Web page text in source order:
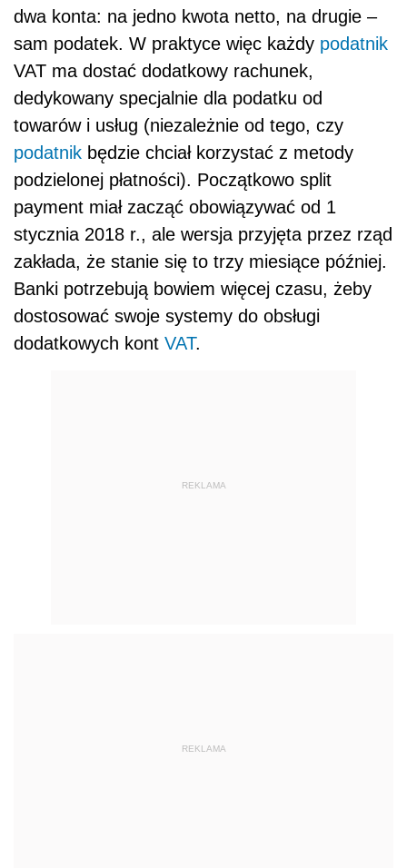
dwa konta: na jedno kwota netto, na drugie –
sam podatek. W praktyce więc każdy podatnik
VAT ma dostać dodatkowy rachunek,
dedykowany specjalnie dla podatku od
towarów i usług (niezależnie od tego, czy
podatnik będzie chciał korzystać z metody
podzielonej płatności). Początkowo split
payment miał zacząć obowiązywać od 1
stycznia 2018 r., ale wersja przyjęta przez rząd
zakłada, że stanie się to trzy miesiące później.
Banki potrzebują bowiem więcej czasu, żeby
dostosować swoje systemy do obsługi
dodatkowych kont VAT.
REKLAMA
REKLAMA